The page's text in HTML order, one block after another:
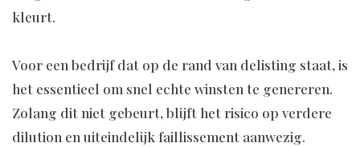
kleurt.
Voor een bedrijf dat op de rand van delisting staat, is
het essentieel om snel echte winsten te genereren.
Zolang dit niet gebeurt, blijft het risico op verdere
dilution en uiteindelijk faillissement aanwezig.